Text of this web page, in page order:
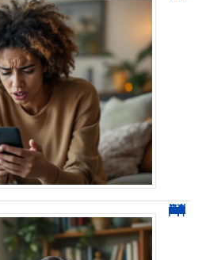
0270 spam : reconnaître ces appels et les bloquer sans erreur